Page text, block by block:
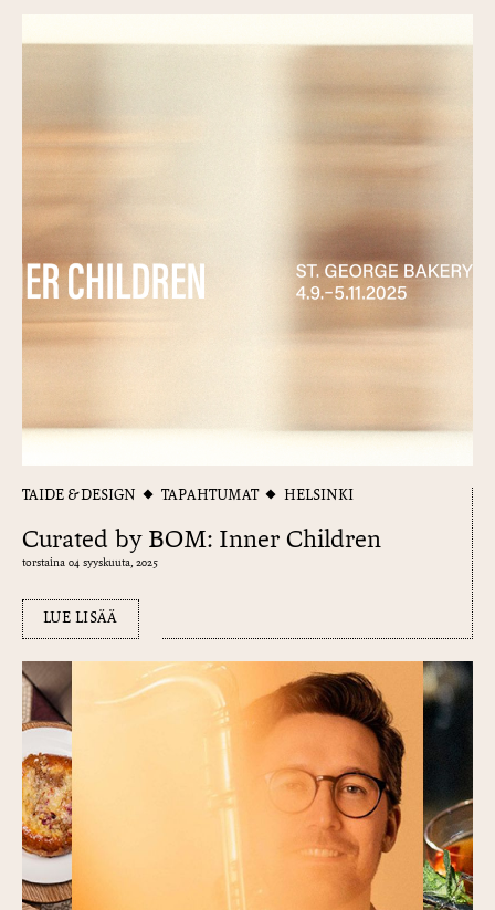
TAIDE & DESIGN TAPAHTUMAT HELSINKI
Curated by BOM: Inner Children
torstaina 04 syyskuuta, 2025
LUE LISÄÄ